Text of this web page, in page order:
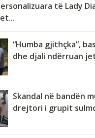
të Lady
“Humba gjithçka”,
dhe djali ndërruan
Skandal në bandën
drejtori i grupit